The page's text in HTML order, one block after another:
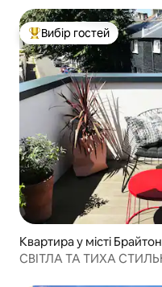
Топ вибір гостей
Вибір гостей
Квартира у місті Брайтон
СВІТЛА ТА ТИХА